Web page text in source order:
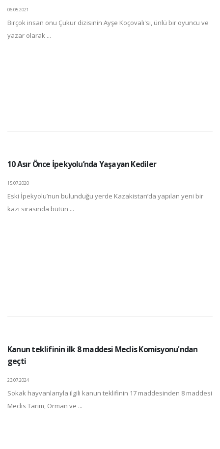
06.05.2021
Birçok insan onu Çukur dizisinin Ayşe Koçovalı'sı, ünlü bir oyuncu ve
yazar olarak ...
10 Asır Önce İpekyolu’nda Yaşayan Kediler
15.07.2020
Eski İpekyolu’nun bulunduğu yerde Kazakistan’da yapılan yeni bir
kazı sırasında bütün ...
Kanun teklifinin ilk 8 maddesi Meclis Komisyonu'ndan
geçti
23.07.2024
Sokak hayvanlarıyla ilgili kanun teklifinin 17 maddesinden 8 maddesi
Meclis Tarım, Orman ve ...